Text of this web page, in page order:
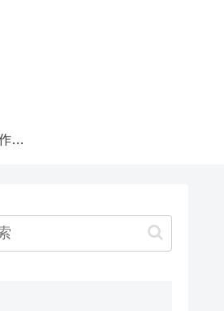
PosGo（宛名PDF作成ツール）